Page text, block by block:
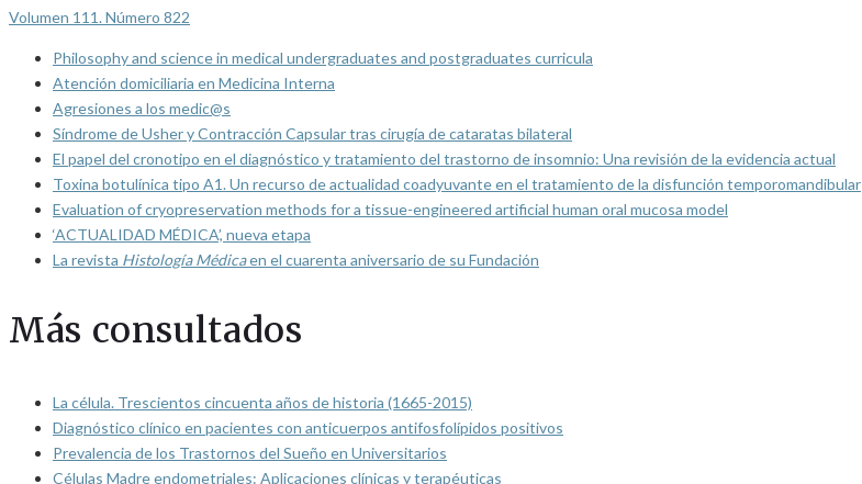
Volumen 111. Número 822
Philosophy and science in medical undergraduates and postgraduates curricula
Atención domiciliaria en Medicina Interna
Agresiones a los medic@s
Síndrome de Usher y Contracción Capsular tras cirugía de cataratas bilateral
El papel del cronotipo en el diagnóstico y tratamiento del trastorno de insomnio: Una revisión de la evidencia actual
Toxina botulínica tipo A1. Un recurso de actualidad coadyuvante en el tratamiento de la disfunción temporomandibular
Evaluation of cryopreservation methods for a tissue-engineered artificial human oral mucosa model
‘ACTUALIDAD MÉDICA’, nueva etapa
La revista Histología Médicaen el cuarenta aniversario de su Fundación
Más consultados
La célula. Trescientos cincuenta años de historia (1665-2015)
Diagnóstico clínico en pacientes con anticuerpos antifosfolípidos positivos
Prevalencia de los Trastornos del Sueño en Universitarios
Células Madre endometriales: Aplicaciones clínicas y terapéuticas